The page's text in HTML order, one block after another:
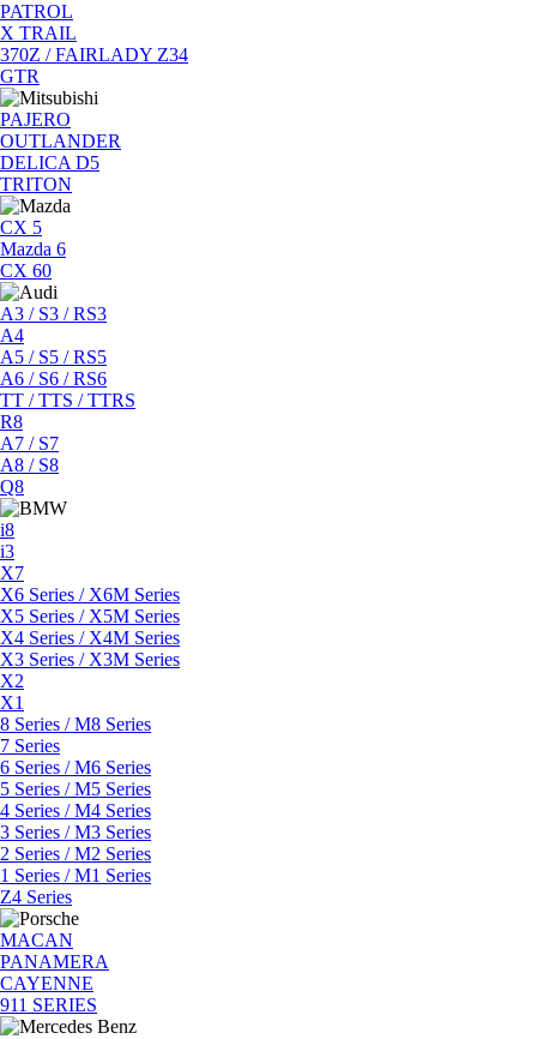
PATROL
X TRAIL
370Z / FAIRLADY Z34
GTR
PAJERO
OUTLANDER
DELICA D5
TRITON
CX 5
Mazda 6
CX 60
A3 / S3 / RS3
A4
A5 / S5 / RS5
A6 / S6 / RS6
TT / TTS / TTRS
R8
A7 / S7
A8 / S8
Q8
i8
i3
X7
X6 Series / X6M Series
X5 Series / X5M Series
X4 Series / X4M Series
X3 Series / X3M Series
X2
X1
8 Series / M8 Series
7 Series
6 Series / M6 Series
5 Series / M5 Series
4 Series / M4 Series
3 Series / M3 Series
2 Series / M2 Series
1 Series / M1 Series
Z4 Series
MACAN
PANAMERA
CAYENNE
911 SERIES